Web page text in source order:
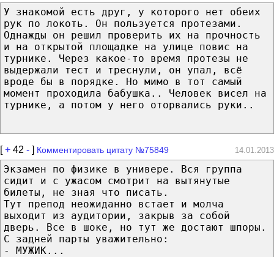
У знакомой есть друг, у которого нет обеих
рук по локоть. Он пользуется протезами.
Однажды он решил проверить их на прочность
и на открытой площадке на улице повис на
турнике. Через какое-то время протезы не
выдержали тест и треснули, он упал, всё
вроде бы в порядке. Но мимо в тот самый
момент проходила бабушка.. Человек висел на
турнике, а потом у него оторвались руки..
[+ 42 - ] Комментировать цитату №75849 14.01.2013
Экзамен по физике в универе. Вся группа
сидит и с ужасом смотрит на вытянутые
билеты, не зная что писать.
Тут препод неожиданно встает и молча
выходит из аудитории, закрыв за собой
дверь. Все в шоке, но тут же достают шпоры.
С задней парты уважительно:
- МУЖИК...